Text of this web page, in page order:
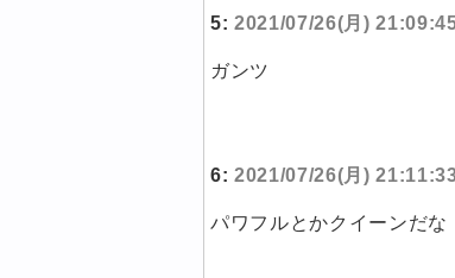
5: 2021/07/26(月)
ガンツ
6: 2021/07/26(月)
パワフルとかクイーンだな